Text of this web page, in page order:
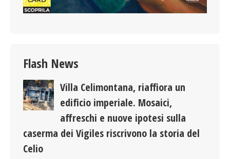
Flash News
Villa Celimontana, riaffiora un
edificio imperiale. Mosaici,
affreschi e nuove ipotesi sulla
caserma dei Vigiles riscrivono la storia del
Celio